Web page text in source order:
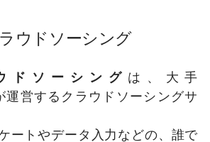
ウドソーシング
ドソーシング は、大手
運営するクラウドソーシングサ
ートやデータ入力などの、誰で